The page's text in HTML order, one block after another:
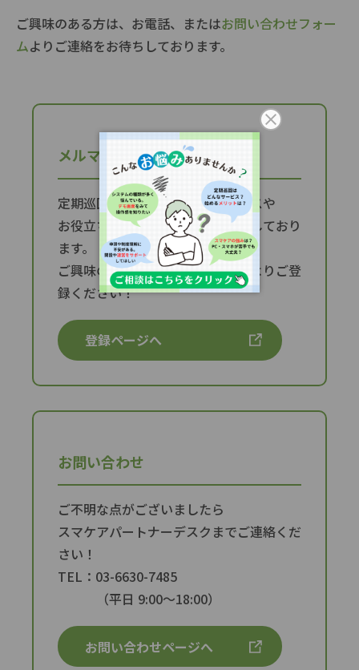
ご興味のある方は、お電話、またはお問い合わせフォー
ムよりご連絡をお待ちしております。
メルマガ登録
定期巡回に係わる様々なトピックスや
お役立ち情報をメルマガにて配信しており
ます。
ご興味のある方はぜひ以下ページよりご登
録ください！
登録ページへ
お問い合わせ
ご不明な点がございましたら
スマケアパートナーデスクまでご連絡くだ
さい！
TEL：03-6630-7485
（平日 9:00〜18:00）
お問い合わせページへ